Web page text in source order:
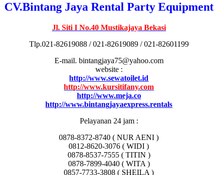
CV.Bintang Jaya Rental Party Equipment
Jl. Siti I No.40 Mustikajaya Bekasi
Tlp.021-82619088 / 021-82619089 / 021-82601199
E-mail. bintangjaya75@yahoo.com
website :
http://www.sewatoilet.id
http://www.kursitifany.com
http://www.meja.co
http://www.bintangjayaexpress.rentals
Pelayanan 24 jam :
0878-8372-8740 ( NUR AENI )
0812-8620-3076 ( WIDI )
0878-8537-7555 ( TITIN )
0878-7899-4040 ( WITA )
0857-7733-3808 ( SHEILA )